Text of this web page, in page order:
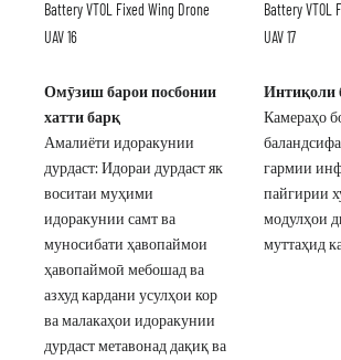
Омӯзиш барои посбонии
хатти барқ
Амалиёти идоракунии
дурдаст: Идораи дурдаст як
воситаи муҳими
идоракунии самт ва
муносибати ҳавопаймои
ҳавопаймоӣ мебошад ва
азхуд кардани усулҳои кор
ва малакаҳои идоракунии
дурдаст метавонад дақиқ ва
Интиқоли
Камераҳо
гармии
пайгирии
модулҳои
муттаҳид